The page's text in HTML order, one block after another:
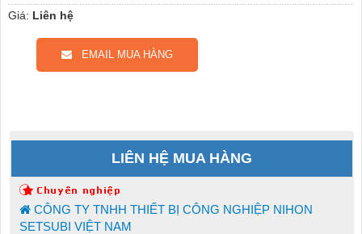
Giá: Liên hệ
EMAIL MUA HÀNG
LIÊN HỆ MUA HÀNG
CÔNG TY TNHH THIẾT BỊ CÔNG NGHIỆP NIHON
SETSUBI VIỆT NAM